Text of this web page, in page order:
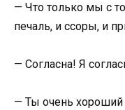
— Что только мы с
печаль, и ссоры, и
— Согласна! Я
— Ты очень хороший